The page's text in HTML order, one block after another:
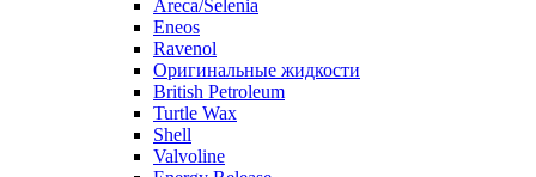
Areca/Selenia
Eneos
Ravenol
Оригинальные жидкости
British Petroleum
Turtle Wax
Shell
Valvoline